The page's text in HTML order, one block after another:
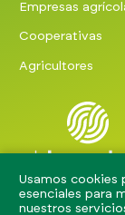
Empresas
Cooperativas
Agricultores
El Jornalero
Todos los
Usamos cookies
esenciales para
nuestros